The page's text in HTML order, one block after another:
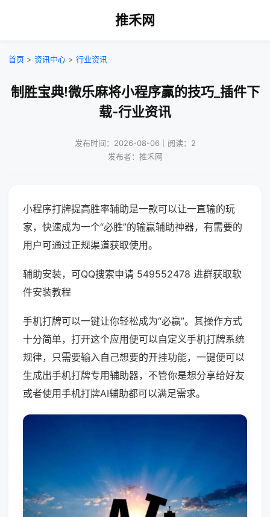
推禾网
首页 > 资讯中心 > 行业资讯
制胜宝典!微乐麻将小程序赢的技巧_插件下
载-行业资讯
发布时间：2026-08-06｜阅读：2
发布者：推禾网
小程序打牌提高胜率辅助是一款可以让一直输的玩
家，快速成为一个“必胜”的输赢辅助神器，有需要的
用户可通过正规渠道获取使用。
辅助安装，可QQ搜索申请 549552478 进群获取软
件安装教程
手机打牌可以一键让你轻松成为“必赢”。其操作方式
十分简单，打开这个应用便可以自定义手机打牌系统
规律，只需要输入自己想要的开挂功能，一键便可以
生成出手机打牌专用辅助器，不管你是想分享给好友
或者使用手机打牌AI辅助都可以满足需求。